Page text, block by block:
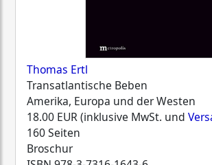
Thomas Ertl
Transatlantische Beben
Amerika, Europa und der Westen
18.00 EUR (inklusive MwSt. und
160 Seiten
Broschur